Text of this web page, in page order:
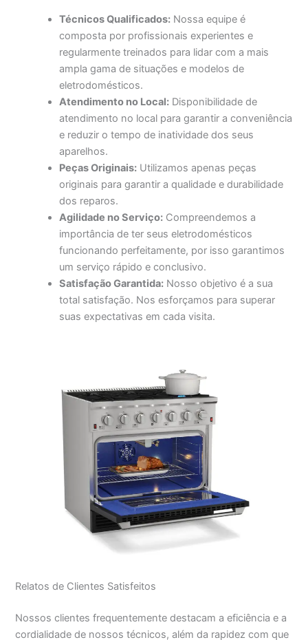
Técnicos Qualificados: Nossa equipe é
composta por profissionais experientes e
regularmente treinados para lidar com a mais
ampla gama de situações e modelos de
eletrodomésticos.
Atendimento no Local: Disponibilidade de
atendimento no local para garantir a conveniência
e reduzir o tempo de inatividade dos seus
aparelhos.
Peças Originais: Utilizamos apenas peças
originais para garantir a qualidade e durabilidade
dos reparos.
Agilidade no Serviço: Compreendemos a
importância de ter seus eletrodomésticos
funcionando perfeitamente, por isso garantimos
um serviço rápido e conclusivo.
Satisfação Garantida: Nosso objetivo é a sua
total satisfação. Nos esforçamos para superar
suas expectativas em cada visita.
Relatos de Clientes Satisfeitos
Nossos clientes frequentemente destacam a eficiência e a
cordialidade de nossos técnicos, além da rapidez com que